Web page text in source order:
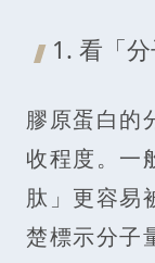
1. 看「
膠原蛋白的
收程度。一
肽」更容易
楚標示分子